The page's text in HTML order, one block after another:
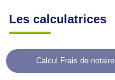
Les calculatrices
Calcul Frais de notaire